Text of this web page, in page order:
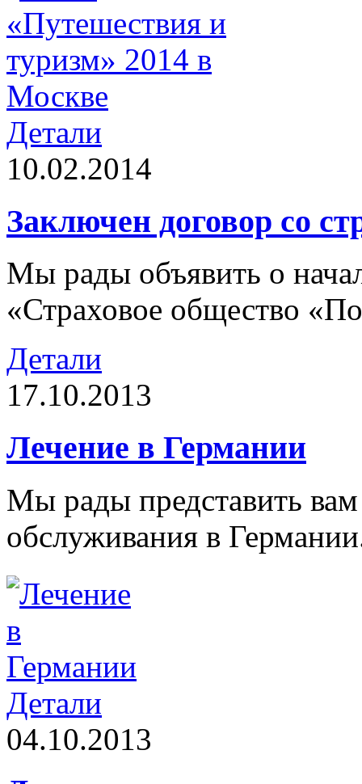
Детали
10.02.2014
Заключен договор со
Мы рады объявить о
«Страховое общество
Детали
17.10.2013
Лечение в Германии
Мы рады представить
обслуживания в
Детали
04.10.2013